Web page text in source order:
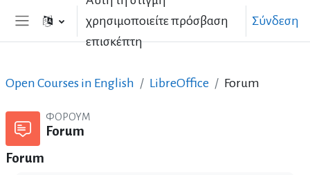
Μετάβαση στο κεντρικό περιεχόμενο
Πλευρικός πίνακας
χρησιμοποιείτε πρόσβαση
επισκέπτη
Σύνδεση
Open Courses in English LibreOffice Forum
ΦΌΡΟΥΜ
Forum
Forum